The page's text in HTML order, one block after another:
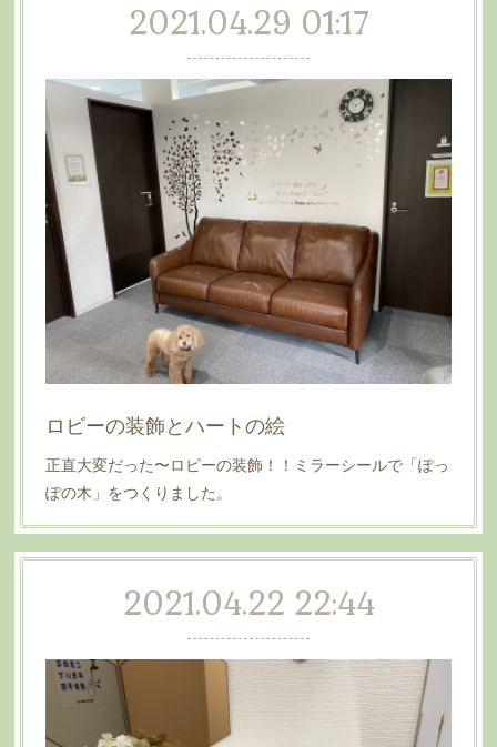
2021.04.29 01:17
ロビーの装飾とハートの絵
正直大変だった〜ロビーの装飾！！ミラーシールで「ぽっ
ぽの木」をつくりました。
2021.04.22 22:44